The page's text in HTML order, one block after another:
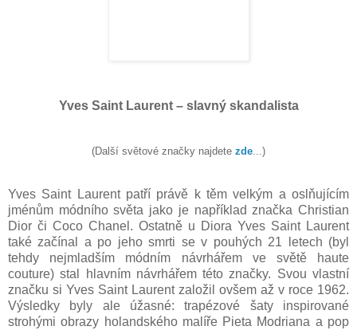
Yves Saint Laurent – slavný skandalista
(Další světové značky najdete zde ...)
Yves Saint Laurentpatří právě k těm velkým a oslňujícím
jménům módního světa jako je například značka Christian
Dior či Coco Chanel. Ostatně u Diora Yves Saint Laurent
také začínal a po jeho smrti se v pouhých 21 letech (byl
tehdy nejmladším módním návrhářem ve světě haute
couture) stal hlavním návrhářem této značky. Svou vlastní
značku si Yves Saint Laurentzaložil ovšem až v roce 1962.
Výsledky byly ale úžasné: trapézové šaty inspirované
strohými obrazy holandského malíře Pieta Modriana a pop